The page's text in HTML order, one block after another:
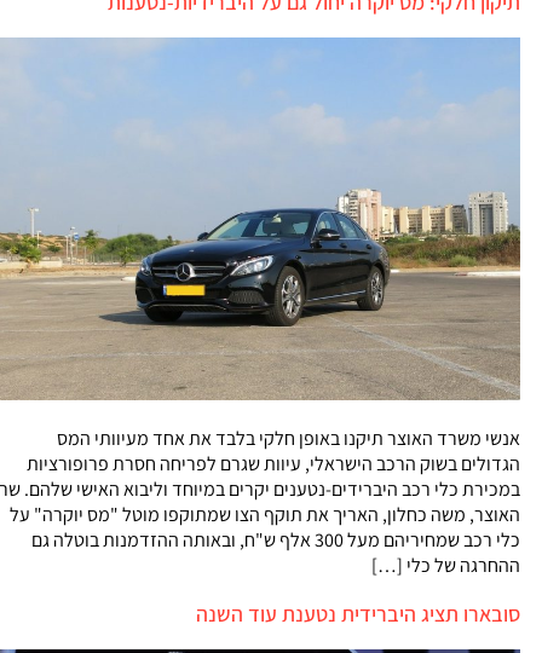
אנשי משרד האוצר תיקנו באופן חלקי בלבד את אחד מעיוותי המס
הגדולים בשוק הרכב הישראלי, עיוות שגרם לפריחה חסרת פרופורציות
במכירת כלי רכב היברידים-נטענים יקרים במיוחד וליבוא האישי שלהם. שר
האוצר, משה כחלון, האריך את תוקף הצו שמתוקפו מוטל "מס יוקרה" על
כלי רכב שמחיריהם מעל 300 אלף ש"ח, ובאותה ההזדמנות בוטלה גם
ההחרגה של כלי […]
סובארו תציג היברידית נטענת עוד השנה